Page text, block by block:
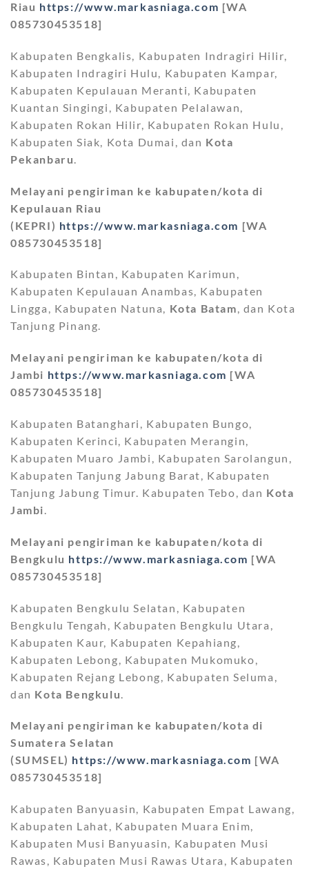
Riau https://www.markasniaga.com [WA
085730453518]
Kabupaten Bengkalis, Kabupaten Indragiri Hilir,
Kabupaten Indragiri Hulu, Kabupaten Kampar,
Kabupaten Kepulauan Meranti, Kabupaten
Kuantan Singingi, Kabupaten Pelalawan,
Kabupaten Rokan Hilir, Kabupaten Rokan Hulu,
Kabupaten Siak, Kota Dumai, dan Kota
Pekanbaru
Melayani pengiriman ke kabupaten/kota di
Kepulauan Riau
(KEPRI) https://www.markasniaga.com [WA
085730453518]
Kabupaten Bintan, Kabupaten Karimun,
Kabupaten Kepulauan Anambas, Kabupaten
Lingga, Kabupaten Natuna, Kota Batam, dan Kota
Tanjung Pinang.
Melayani pengiriman ke kabupaten/kota di
Jambi https://www.markasniaga.com [WA
085730453518]
Kabupaten Batanghari, Kabupaten Bungo,
Kabupaten Kerinci, Kabupaten Merangin,
Kabupaten Muaro Jambi, Kabupaten Sarolangun,
Kabupaten Tanjung Jabung Barat, Kabupaten
Tanjung Jabung Timur. Kabupaten Tebo, dan Kota
Jambi.
Melayani pengiriman ke kabupaten/kota di
Bengkulu https://www.markasniaga.com [WA
085730453518]
Kabupaten Bengkulu Selatan, Kabupaten
Bengkulu Tengah, Kabupaten Bengkulu Utara,
Kabupaten Kaur, Kabupaten Kepahiang,
Kabupaten Lebong, Kabupaten Mukomuko,
Kabupaten Rejang Lebong, Kabupaten Seluma,
dan Kota Bengkulu
Melayani pengiriman ke kabupaten/kota di
Sumatera Selatan
(SUMSEL) https://www.markasniaga.com [WA
085730453518]
Kabupaten Banyuasin, Kabupaten Empat Lawang,
Kabupaten Lahat, Kabupaten Muara Enim,
Kabupaten Musi Banyuasin, Kabupaten Musi
Rawas, Kabupaten Musi Rawas Utara, Kabupaten